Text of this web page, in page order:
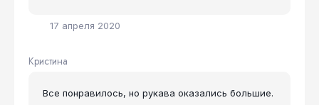
17 апреля 2020
Кристина
Все понравилось, но рукава оказались большие.